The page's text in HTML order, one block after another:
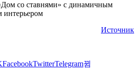
Источник
FacebookTwitterTelegram